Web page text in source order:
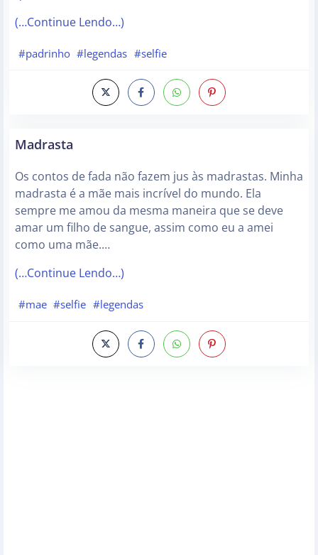
(…Continue Lendo…)
#padrinho #legendas #selfie
Madrasta
Os contos de fada não fazem jus às madrastas. Minha
madrasta é a mãe mais incrível do mundo. Ela
sempre me amou da mesma maneira que se deve
amar um filho de sangue, assim como eu a amei
como uma mãe.…
(…Continue Lendo…)
#mae #selfie #legendas